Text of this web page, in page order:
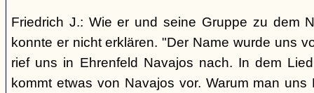
Friedrich J.: Wie er und seine Gruppe zu dem
konnte er nicht erklären. "Der Name wurde uns
rief uns in Ehrenfeld Navajos nach. In dem
kommt etwas von Navajos vor. Warum man